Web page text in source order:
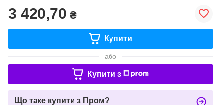
3 420,70 ₴
Купити
або
Купити з
Що таке купити з Пром?